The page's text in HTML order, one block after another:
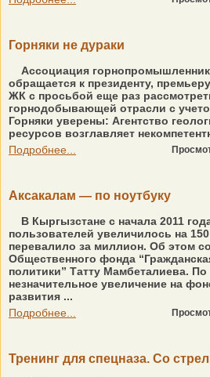
Горняки не дураки
Ассоциация
обращается к президенту,
ЖК с просьбой еще раз
горнодобывающей отрасли с
Горняки уверены: Агентство
ресурсов возглавляет
Подробнее...
Аксакалам — по ноутбуку
В Кыргызстане с начала 2011
пользователей увеличилось на
перевалило за миллион. Об этом
Общественного фонда
политики” Татту Мамбеталиева.
незначительное увеличение на
развития ...
Подробнее...
Тренинг для спецназа. Со